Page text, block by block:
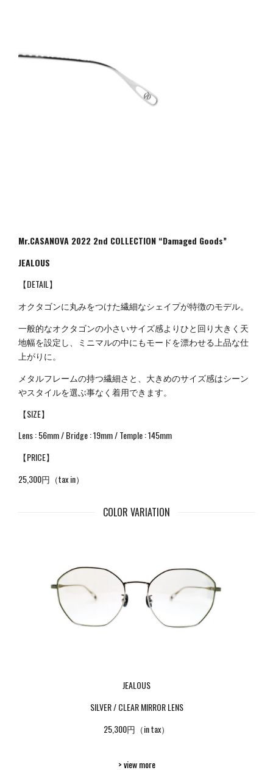
Mr.CASANOVA 2022 2nd COLLECTION “Damaged Goods”
JEALOUS
【DETAIL】
オクタゴンに丸みをつけた繊細なシェイプが特徴のモデル。
一般的なオクタゴンの小さいサイズ感よりひと回り大きく天
地幅を設定し、ミニマルの中にもモードを漂わせる上品な仕
上がりに。
メタルフレームの持つ繊細さと、大きめのサイズ感はシーン
やスタイルを選ぶ事なく着用できます。
【SIZE】
Lens : 56mm / Bridge : 19mm / Temple : 145mm
【PRICE】
25,300円（tax in）
COLOR VARIATION
JEALOUS
SILVER / CLEAR MIRROR LENS
25,300円（in tax）
> view more